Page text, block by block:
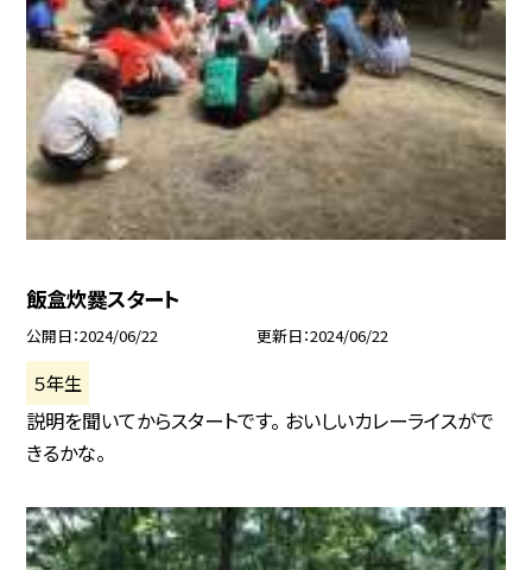
飯盒炊爨スタート
公開日 2024/06/22 更新日 2024/06/22
５年生
説明を聞いてからスタートです。 おいしいカレーライスがで
きるかな。